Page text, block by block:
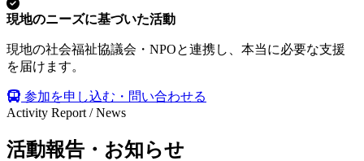
現地のニーズに基づいた活動
現地の社会福祉協議会・NPOと連携し、本当に必要な支援
を届けます。
参加を申し込む・問い合わせる
Activity Report / News
活動報告・お知らせ